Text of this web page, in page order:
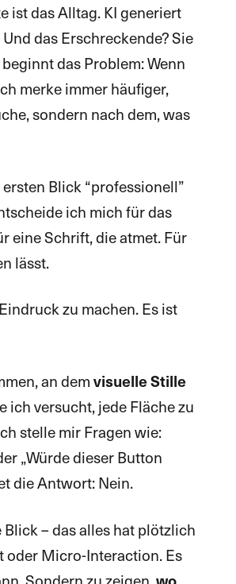
ist das Alltag. KI generiert
das Erschreckende? Sie
das Problem: Wenn
merke immer häufiger,
sondern nach dem, was
Blick “professionell”
ich mich für das
eine Schrift, die atmet. Für
lässt.
zu machen. Es ist
an demvisuelle Stille
ich versucht, jede Fläche zu
stelle mir Fragen wie:
„Würde dieser Button
die Antwort: Nein.
– das alles hat plötzlich
oder Micro-Interaction. Es
wo